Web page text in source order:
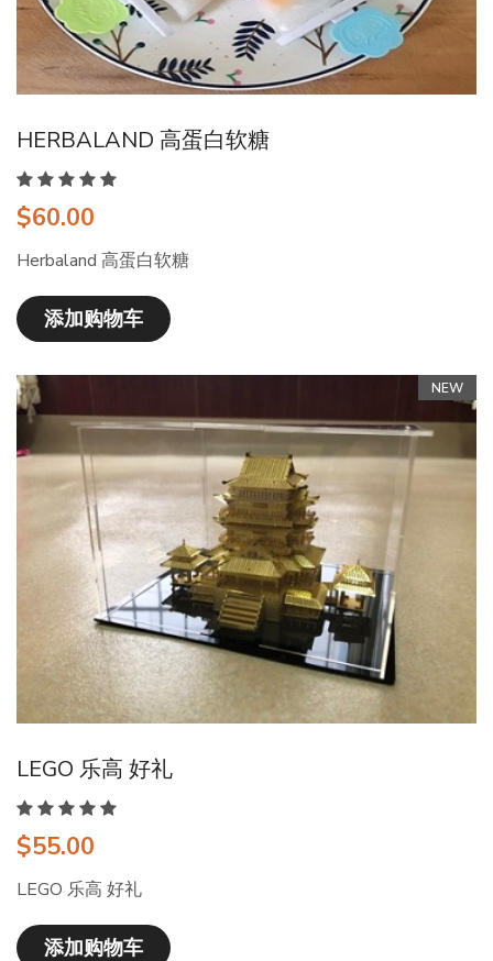
HERBALAND 高蛋白软糖
$60.00
Herbaland 高蛋白软糖
添加购物车
NEW
LEGO 乐高 好礼
$55.00
LEGO 乐高 好礼
添加购物车